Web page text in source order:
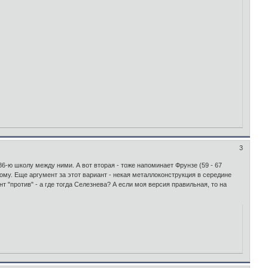
3
ю школу между ними. А вот вторая - тоже напоминает Фрунзе (59 - 67
Еще аргумент за этот вариант - некая металлоконструкция в середине
"против" - а где тогда Селезнева? А если моя версия правильная, то на